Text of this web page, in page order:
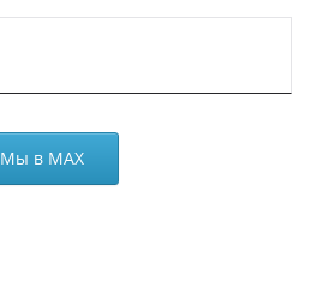
Мы в МАХ